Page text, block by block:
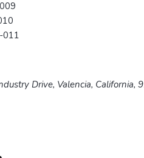
011
Drive, Valencia, California,